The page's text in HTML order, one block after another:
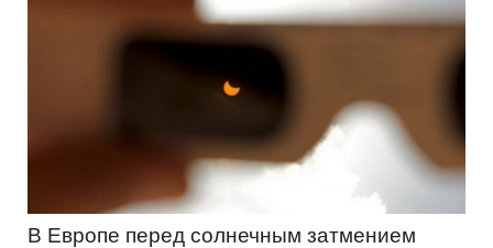
В Европе перед солнечным затмением